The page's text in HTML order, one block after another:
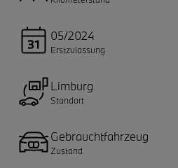
05/2024
Erstzulassung
Limburg
Standort
Gebrauchtfahrzeug
Zustand